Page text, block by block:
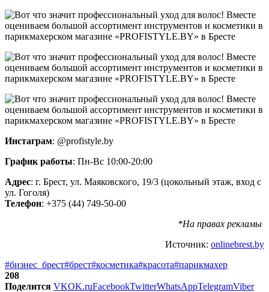
Инстаграм: @profistyle.by
График работы: Пн-Вс 10:00-20:00
Адрес: г. Брест, ул. Маяковского, 19/3 (цокольный этаж, вход с
ул. Гоголя)
Телефон: +375 (44) 749-50-00
*На правах рекламы
Источник: onlinebrest.by
#бизнес_брест#брест#косметика#красота#парикмахер
208
Поделится VKOK.ruFacebookTwitterWhatsAppTelegramViber